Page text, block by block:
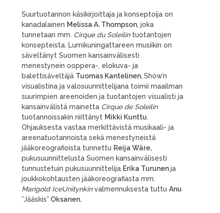
Suurtuotannon käsikirjoittaja ja konseptoija on
kanadalainen Melissa A. Thompson, joka
tunnetaan mm. Cirque du Soleilintuotantojen
konsepteista. Lumikuningattareen musiikin on
säveltänyt Suomen kansainvälisesti
menestynein ooppera-, elokuva- ja
balettisäveltäjä Tuomas Kantelinen.Show’n
visualistina ja valosuunnittelijana toimii maailman
suurimpien areenoiden ja tuotantojen visualisti ja
kansainvälistä mainetta Cirque de Soleilin
tuotannoissakin niittänyt Mikki Kunttu.
Ohjauksesta vastaa merkittävistä musikaali- ja
areenatuotannoista sekä menestyneistä
jääkoreografioista tunnettu Reija Wäre,
pukusuunnittelusta Suomen kansainvälisesti
tunnustetuin pukusuunnittelija Erika Turunenja
joukkokohtausten jääkoreografiasta mm.
Marigold IceUnitynkinvalmennuksesta tuttu Anu
”Jääskis” Oksanen.